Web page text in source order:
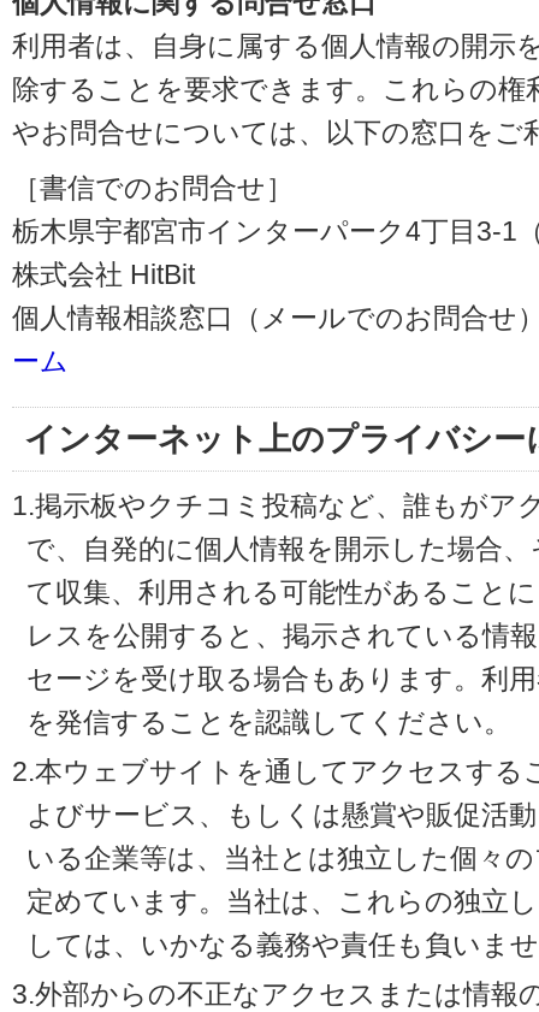
利用者は、自身に属する個人情報の開示
除することを要求できます。これらの権
やお問合せについては、以下の窓口をご
［書信でのお問合せ］
栃木県宇都宮市インターパーク4丁目3-1
株式会社 HitBit
個人情報相談窓口（メールでのお問合せ
ーム
インターネット上のプライバシー
1.掲示板やクチコミ投稿など、誰もがア
で、自発的に個人情報を開示した場合
て収集、利用される可能性があること
レスを公開すると、掲示されている情
セージを受け取る場合もあります。利
を発信することを認識してください。
2.本ウェブサイトを通してアクセスする
よびサービス、もしくは懸賞や販促活
いる企業等は、当社とは独立した個々
定めています。当社は、これらの独立
しては、いかなる義務や責任も負いま
3.外部からの不正なアクセスまたは情報